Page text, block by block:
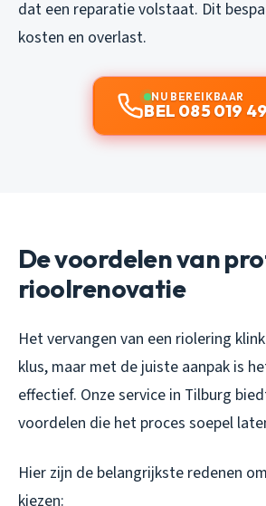
dat een reparatie volstaat. Dit
kosten en overlast.
NU BEREIKBAAR
BEL 085 019
De voordelen van
rioolrenovatie
Het vervangen van een riolering
klus, maar met de juiste aanpak is
effectief. Onze service in Tilburg
voordelen die het proces soepel
Hier zijn de belangrijkste redenen
kiezen: